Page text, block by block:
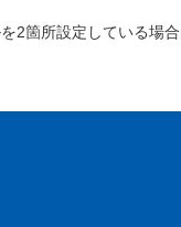
2箇所設定している場